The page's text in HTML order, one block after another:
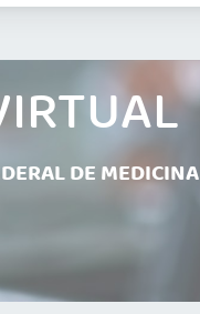
DE MEDICINA